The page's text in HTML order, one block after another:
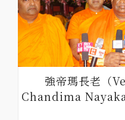
強帝瑪長老（
Chandima